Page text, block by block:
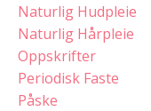
Naturlig Hudpleie
Naturlig Hårpleie
Oppskrifter
Periodisk Faste
Påske